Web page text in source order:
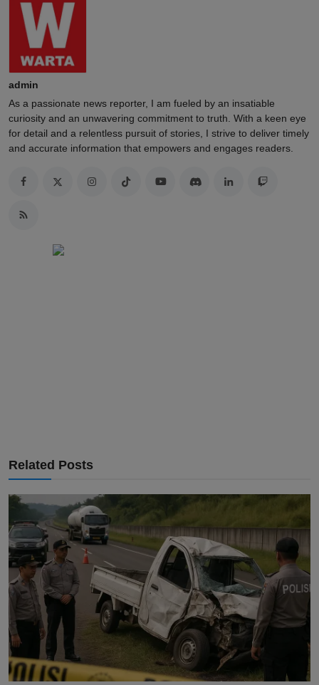
admin
As a passionate news reporter, I am fueled by an insatiable
curiosity and an unwavering commitment to truth. With a keen eye
for detail and a relentless pursuit of stories, I strive to deliver timely
and accurate information that empowers and engages readers.
Related Posts